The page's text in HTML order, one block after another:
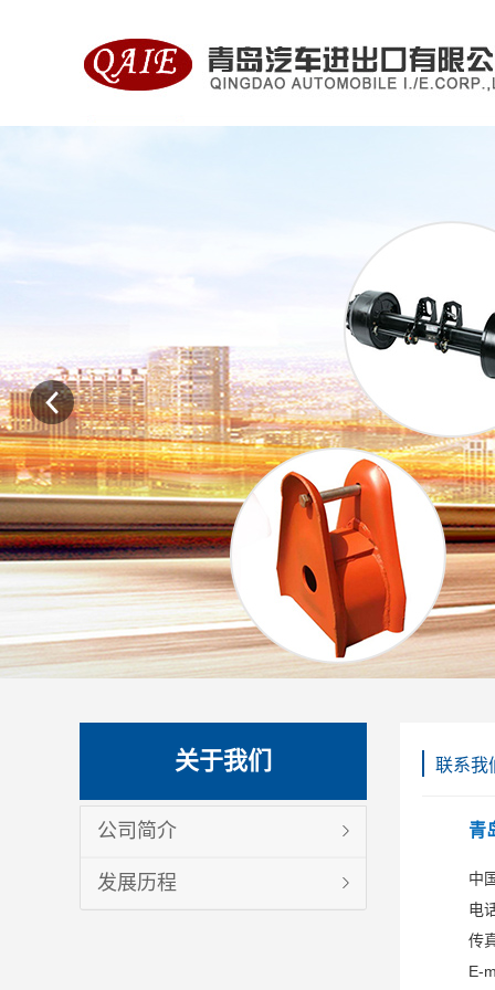
关于我们
公司简介
发展历程
联系我
青
中
电
传
E-